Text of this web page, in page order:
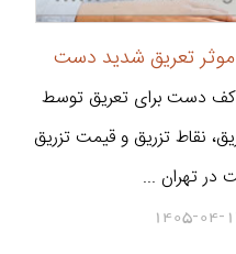
تعریق شدید دست
دست برای تعریق توسط
نقاط تزریق و قیمت تزریق
تهران ...
1405-04-